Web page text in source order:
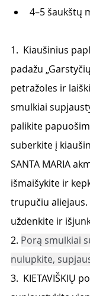
4–5 šaukštų
1.  Kiaušinius
padažu
petražoles ir
smulkiai
palikite
suberkite į
SANTA MARIA
išmaišykite ir
trupučiu aliejaus.
uždenkite ir
2. Porą smulkiai
nulupkite,
3.  KIETAVIŠKIŲ